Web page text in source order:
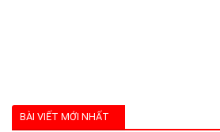
BÀI VIẾT MỚI NHẤT